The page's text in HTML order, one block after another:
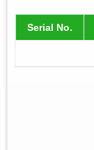
Serial No.